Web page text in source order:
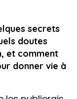
secrets
doutes
et comment
donner vie à